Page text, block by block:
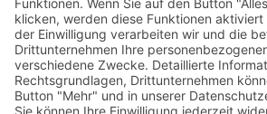
© 2026Internetwerbung by
Wir sind IhrOnline www für ganz Deutschlandund
Baden-Würtemberg, Bayern, Hessen ,Saarland
Nordrhein-Westfalen,Thüringen,Bremen,Hamburg
Mecklenburg-Vorpommern , Niedersachsen ,
Brandenburg
und Berlin. Online Tee kaufen Sie bei